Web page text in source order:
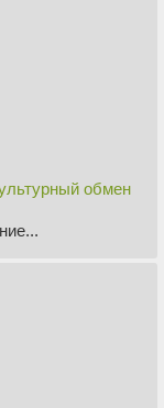
обмен